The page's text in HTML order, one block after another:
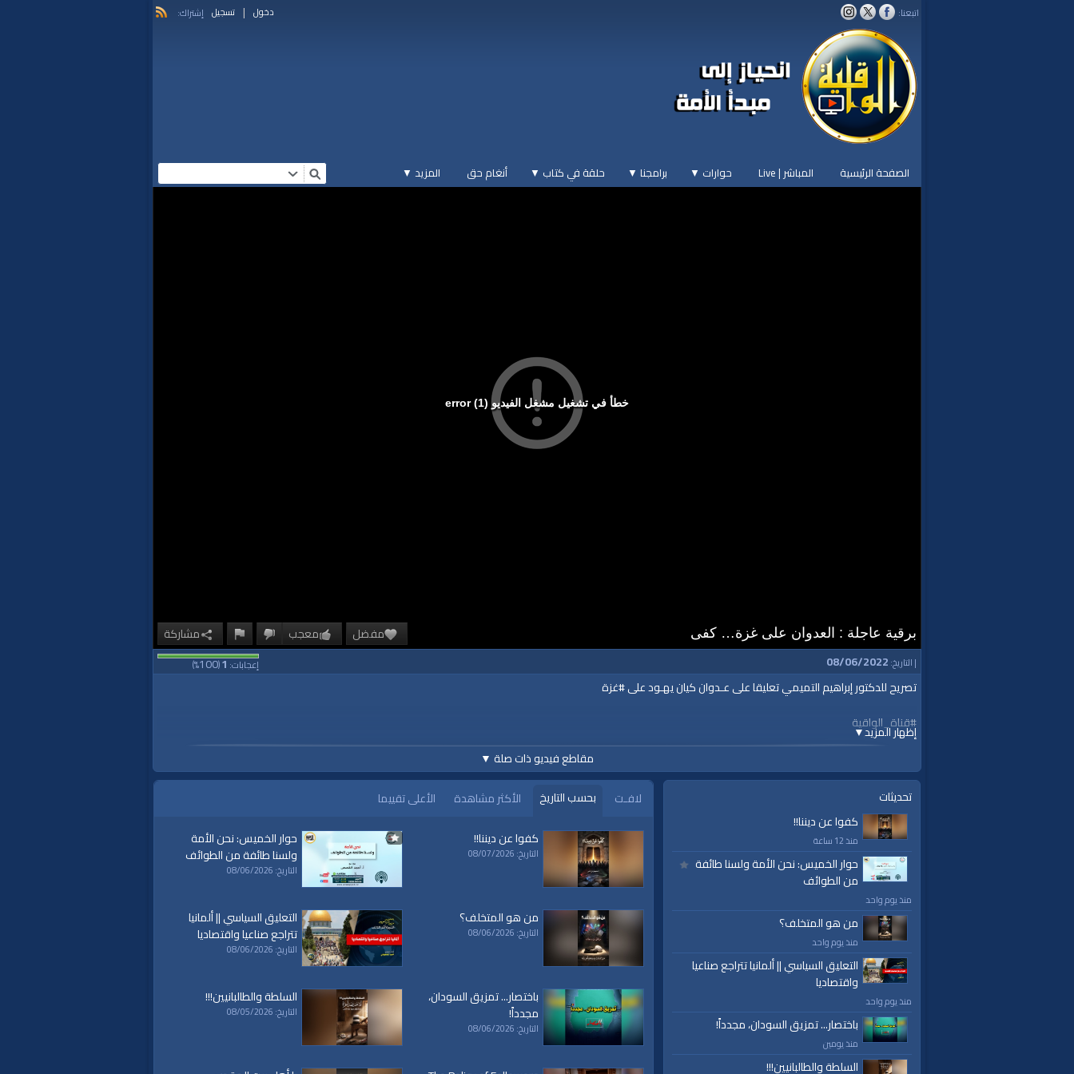
اتبعنا: دخول | تسجيل إشتراك:
الصفحة الرئيسية المباشر | Live حوارات ▼ برامجنا ▼ حلقة في كتاب ▼ أنغام حق المزيد ▼
خطأ في تشغيل مشغل الفيديو (1) error
مفضل معجب مشاركة
برقية عاجلة : العدوان على غزة… كفى
إعجابات:1
(
100
%) | التاريخ: 08/06/2022
إظهار المزيد▼
تصريح للدكتور إبراهيم التميمي تعليقا على عـدوان كيان يهـود على #غزة
#قناة_الواقية
www.alwaqiyah.tv
لمتابعة المزيد من إنتاجات قناة الواقية
https://www.youtube.com/user/AlwaqiyahTV?sub_confirmation=1
اشترك في القناة الرسمية على تليجرام:
https://t.me/AlWaqiyahTV
الصفحة الرسمية لقناة الواقية على الفيسبوك
https://www.facebook.com/alwaqiyahtube
الصفحة الرسمية على تويتر
https://twitter.com/AlwaqiyahTV
قناة الواقية: انحياز إلى مبدأ الأمة
الفئات:
برقيات عاجلة
مقاطع فيديو ذات صلة ▼
تحديثات
كفوا عن ديننا!!
منذ 12 ساعة
حوار الخميس: نحن الأمة ولسنا طائفة
من الطوائف
منذ يوم واحد
من هو المتخلف؟
منذ يوم واحد
التعليق السياسي || ألمانيا تتراجع صناعيا
واقتصاديا
منذ يوم واحد
باختصار... تمزيق السودان، مجدداً!
منذ يومين
السلطة والطالبانيين!!!
لافـت بحسب التاريخ الأكثر مشاهدة
الأعلى تقييما
كفوا عن ديننا!!
التاريخ: 08/07/2026
حوار الخميس: نحن الأمة
ولسنا طائفة من الطوائف
التاريخ: 08/06/2026
من هو المتخلف؟
التاريخ: 08/06/2026
التعليق السياسي || ألمانيا
تتراجع صناعيا واقتصاديا
التاريخ: 08/06/2026
باختصار... تمزيق السودان،
مجدداً!
التاريخ: 08/06/2026
السلطة والطالبانيين!!!
التاريخ: 08/05/2026